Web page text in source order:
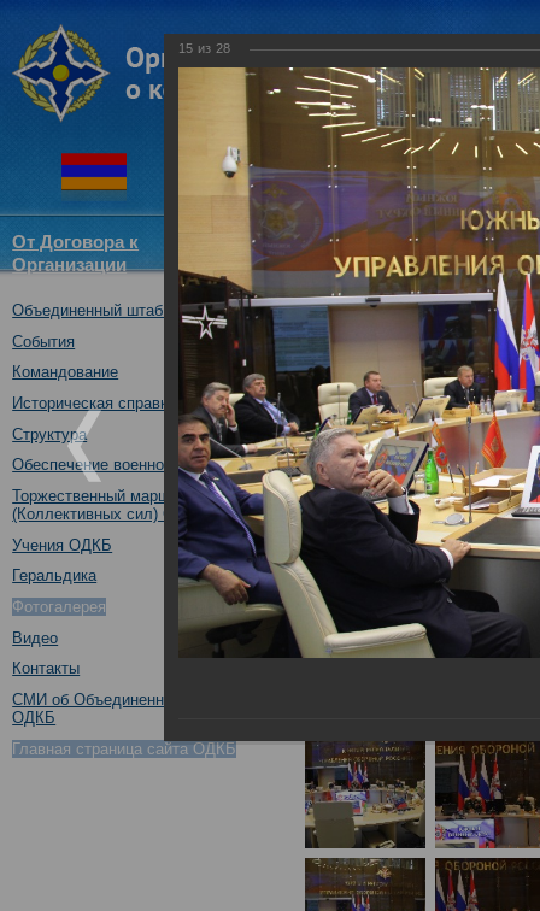
От Договора к
Организации
Структура
ОДКБ
Новости
Объединенный штаб ОДКБ
События
Командование
Историческая справка
Структура
Обеспечение военной безопасности
Торжественный марш Войск
(Коллективных сил) ОДКБ
Учения ОДКБ
Геральдика
Фотогалерея
Видео
Контакты
СМИ об Объединенном штабе
ОДКБ
Главная страница сайта ОДКБ
Участие
Координационного
(комиссий) по обороне
государств-членов
Ассамблеи ОДКБ
02.10.2017
15 из 28